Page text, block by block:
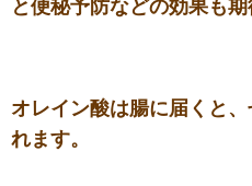
と便秘予防などの効果も期
オレイン酸は腸に届くと
れます。